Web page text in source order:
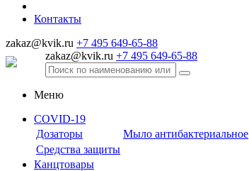
Контакты
zakaz@kvik.ru +7 495 649-65-88
zakaz@kvik.ru +7 495 649-65-88
Меню
COVID-19
Дозаторы
Мыло антибактериальное
Средства защиты
Канцтовары